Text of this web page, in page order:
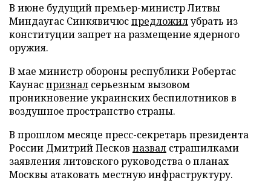
В июне будущий премьер-министр Литвы
Миндаугас Синкявичюспредложилубрать из
конституции запрет на размещение ядерного
оружия.
В мае министр обороны республики Робертас
Каунаспризнал серьезным вызовом
проникновение украинских беспилотников в
воздушное пространство страны.
В прошлом месяце пресс-секретарь президента
России Дмитрий Песков назвал страшилками
заявления литовского руководства о планах
Москвы атаковать местную инфраструктуру.